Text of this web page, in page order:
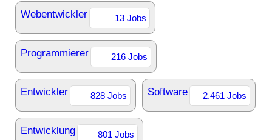
Webentwickler 13 Jobs
Programmierer 216 Jobs
Entwickler 828 Jobs Software 2.461 Jobs
Entwicklung 801 Jobs